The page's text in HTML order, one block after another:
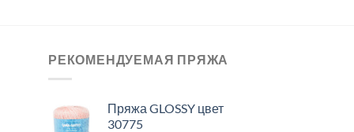
РЕКОМЕНДУЕМАЯ ПРЯЖА
Пряжа GLOSSY цвет
30775